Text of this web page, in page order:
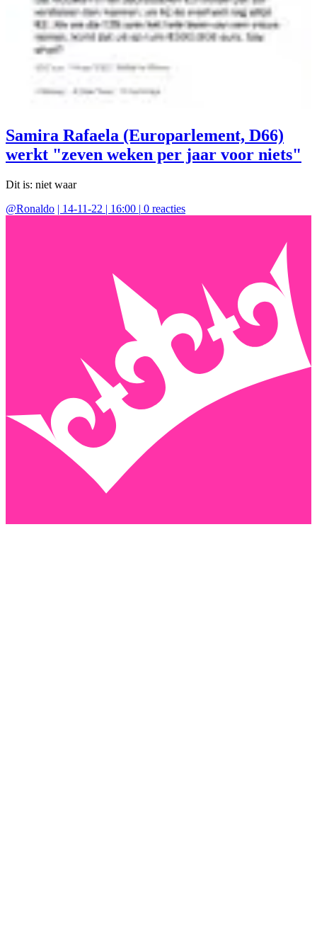
Samira Rafaela (Europarlement, D66)
werkt "zeven weken per jaar voor niets"
Dit is: niet waar
@Ronaldo | 14-11-22 | 16:00 | 0 reacties